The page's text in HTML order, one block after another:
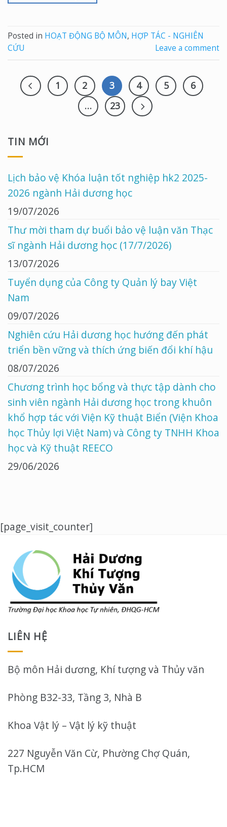
Posted in HOẠT ĐỘNG BỘ MÔN, HỢP TÁC - NGHIÊN
CỨU
Leave a comment
1 2 3 4 5
6
…
23
TIN MỚI
Lịch bảo vệ Khóa luận tốt nghiệp hk2 2025-
2026 ngành Hải dương học
19/07/2026
Thư mời tham dự buổi bảo vệ luận văn Thạc
sĩ ngành Hải dương học (17/7/2026)
13/07/2026
Tuyển dụng của Công ty Quản lý bay Việt
Nam
09/07/2026
Nghiên cứu Hải dương học hướng đến phát
triển bền vững và thích ứng biến đổi khí hậu
08/07/2026
Chương trình học bổng và thực tập dành cho
sinh viên ngành Hải dương học trong khuôn
khổ hợp tác với Viện Kỹ thuật Biển (Viện Khoa
học Thủy lợi Việt Nam) và Công ty TNHH Khoa
học và Kỹ thuật REECO
29/06/2026
[page_visit_counter]
LIÊN HỆ
Bộ môn Hải dương, Khí tượng và Thủy văn
Phòng B32-33, Tầng 3, Nhà B
Khoa Vật lý – Vật lý kỹ thuật
227 Nguyễn Văn Cừ, Phường Chợ Quán,
Tp.HCM